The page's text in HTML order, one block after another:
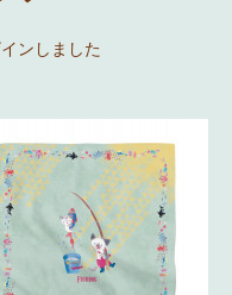
ンしました